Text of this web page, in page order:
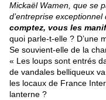
Mickaël Wamen, que se
d’entreprise exceptionnel
comptez, vous les
quoi parle-t-elle ? D’une
Se souvient-elle de la
« Les loups sont entrés
de vandales belliqueux
les locaux de France
lanterne ?